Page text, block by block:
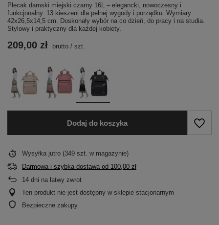
Plecak damski miejski czarny 16L – elegancki, nowoczesny i
funkcjonalny. 13 kieszeni dla pełnej wygody i porządku. Wymiary
42x26,5x14,5 cm. Doskonały wybór na co dzień, do pracy i na studia.
Stylowy i praktyczny dla każdej kobiety.
209,00 zł brutto / szt.
Dodaj do koszyka
Wysyłka jutro (349 szt. w magazynie)
Darmowa i szybka dostawa od 100,00 zł
14 dni na łatwy zwrot
Ten produkt nie jest dostępny w sklepie stacjonarnym
Bezpieczne zakupy